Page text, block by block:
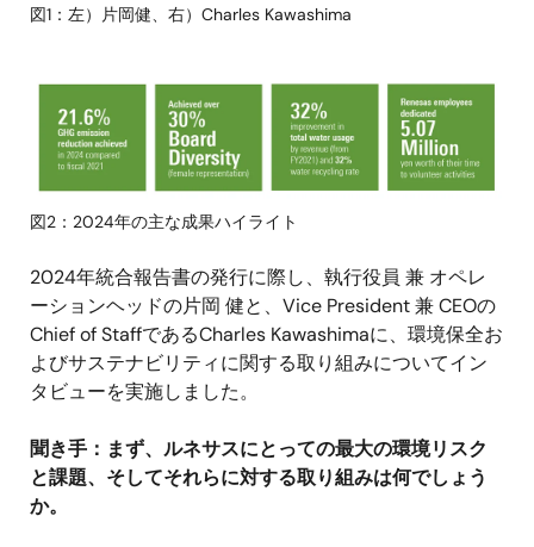
図1：左）片岡健、右）Charles Kawashima
画
図2：2024年の主な成果ハイライト
2024年統合報告書の発行に際し、執行役員 兼 オペレ
ーションヘッドの片岡 健と、Vice President 兼 CEOの
Chief of StaffであるCharles Kawashimaに、環境保全お
よびサステナビリティに関する取り組みについてイン
タビューを実施しました。
聞き手：まず、ルネサスにとっての最大の環境リスク
と課題、そしてそれらに対する取り組みは何でしょう
か。